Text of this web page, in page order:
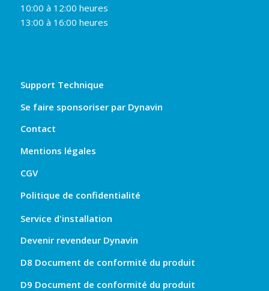
10:00 à 12:00 heures
13:00 à 16:00 heures
Support Technique
Se faire sponsoriser par Dynavin
Contact
Mentions légales
CGV
Politique de confidentialité
Service d'installation
Devenir revendeur Dynavin
D8 Document de conformité du produit
D9 Document de conformité du produit